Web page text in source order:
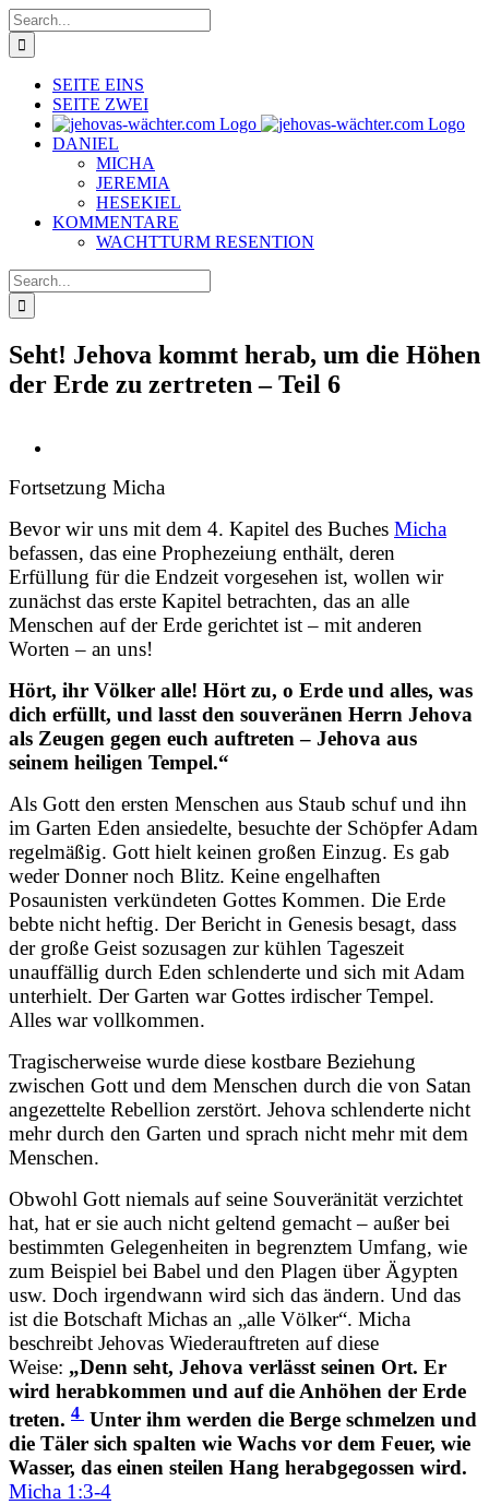
Skip
to
content
Search
for:
SEITE EINS
SEITE ZWEI
DANIEL
MICHA
JEREMIA
HESEKIEL
KOMMENTARE
WACHTTURM RESENTION
Search
for:
Seht! Jehova kommt herab, um die Höhen
der Erde zu zertreten – Teil 6
Image
Fortsetzung Micha
Bevor wir uns mit dem 4. Kapitel des Buches Micha
befassen, das eine Prophezeiung enthält, deren
Erfüllung für die Endzeit vorgesehen ist, wollen wir
zunächst das erste Kapitel betrachten, das an alle
Menschen auf der Erde gerichtet ist – mit anderen
Worten – an uns!
Hört, ihr Völker alle! Hört zu, o Erde und alles, was
dich erfüllt, und lasst den souveränen Herrn Jehova
als Zeugen gegen euch auftreten – Jehova aus
seinem heiligen Tempel.“
Als Gott den ersten Menschen aus Staub schuf und ihn
im Garten Eden ansiedelte, besuchte der Schöpfer Adam
regelmäßig. Gott hielt keinen großen Einzug. Es gab
weder Donner noch Blitz. Keine engelhaften
Posaunisten verkündeten Gottes Kommen. Die Erde
bebte nicht heftig. Der Bericht in Genesis besagt, dass
der große Geist sozusagen zur kühlen Tageszeit
unauffällig durch Eden schlenderte und sich mit Adam
unterhielt. Der Garten war Gottes irdischer Tempel.
Alles war vollkommen.
Tragischerweise wurde diese kostbare Beziehung
zwischen Gott und dem Menschen durch die von Satan
angezettelte Rebellion zerstört. Jehova schlenderte nicht
mehr durch den Garten und sprach nicht mehr mit dem
Menschen.
Obwohl Gott niemals auf seine Souveränität verzichtet
hat, hat er sie auch nicht geltend gemacht – außer bei
bestimmten Gelegenheiten in begrenztem Umfang, wie
zum Beispiel bei Babel und den Plagen über Ägypten
usw. Doch irgendwann wird sich das ändern. Und das
ist die Botschaft Michas an „alle Völker“. Micha
beschreibt Jehovas Wiederauftreten auf diese
Weise: „Denn seht, Jehova verlässt seinen Ort. Er
wird herabkommen und auf die Anhöhen der Erde
treten. 4 Unter ihm werden die Berge schmelzen und
die Täler sich spalten wie Wachs vor dem Feuer, wie
Wasser, das einen steilen Hang herabgegossen wird.
Micha 1:3-4